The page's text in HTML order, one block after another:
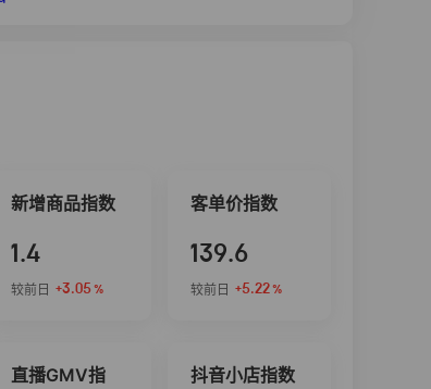
新增商品指数
1.4
较前日 +3.05 %
客单价指数
139.6
较前日 +5.22%
直播GMV指
抖音小店指数